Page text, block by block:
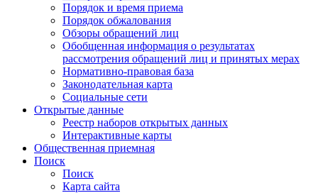
Порядок и время приема
Порядок обжалования
Обзоры обращений лиц
Обобщенная информация о результатах
рассмотрения обращений лиц и принятых мерах
Нормативно-правовая база
Законодательная карта
Социальные сети
Открытые данные
Реестр наборов открытых данных
Интерактивные карты
Общественная приемная
Поиск
Поиск
Карта сайта